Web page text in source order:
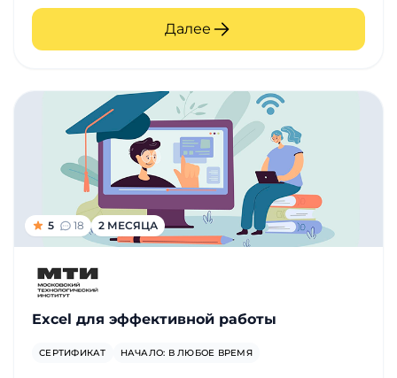
Далее
5 18 2 МЕСЯЦА
Excel для эффективной работы
СЕРТИФИКАТ НАЧАЛО: В ЛЮБОЕ ВРЕМЯ